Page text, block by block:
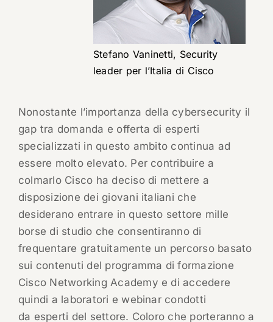
Stefano Vaninetti, Security
leader per l’Italia di Cisco
Nonostante l’importanza della cybersecurity il
gap tra domanda e offerta di esperti
specializzati in questo ambito continua ad
essere molto elevato. Per contribuire a
colmarlo Cisco ha deciso di mettere a
disposizione dei giovani italiani che
desiderano entrare in questo settore mille
borse di studio che consentiranno di
frequentare gratuitamente un percorso basato
sui contenuti del programma di formazione
Cisco Networking Academy e di accedere
quindi a laboratori e webinar condotti
da esperti del settore. Coloro che porteranno a